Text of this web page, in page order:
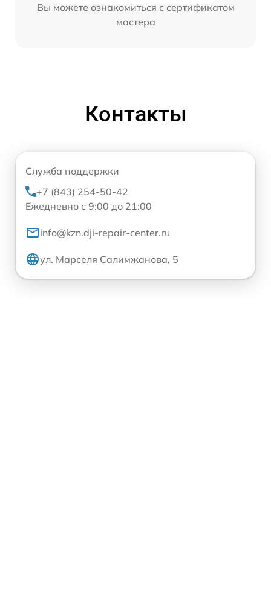
Вы можете ознакомиться с сертификатом
мастера
Контакты
Служба поддержки
+7 (843) 254-50-42
Ежедневно с 9:00 до 21:00
info@kzn.dji-repair-center.ru
ул. Марселя Салимжанова, 5